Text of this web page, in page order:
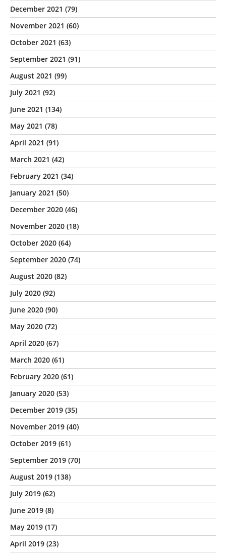
December 2021 (79)
November 2021 (60)
October 2021 (63)
September 2021 (91)
August 2021 (99)
July 2021 (92)
June 2021 (134)
May 2021 (78)
April 2021 (91)
March 2021 (42)
February 2021 (34)
January 2021 (50)
December 2020 (46)
November 2020 (18)
October 2020 (64)
September 2020 (74)
August 2020 (82)
July 2020 (92)
June 2020 (90)
May 2020 (72)
April 2020 (67)
March 2020 (61)
February 2020 (61)
January 2020 (53)
December 2019 (35)
November 2019 (40)
October 2019 (61)
September 2019 (70)
August 2019 (138)
July 2019 (62)
June 2019 (8)
May 2019 (17)
April 2019 (23)